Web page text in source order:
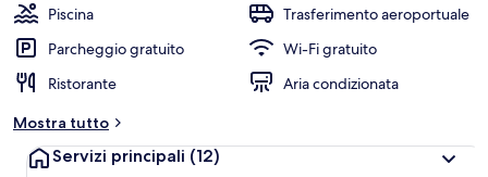
Piscina
Trasferimento aeroportuale
Parcheggio gratuito
Wi-Fi gratuito
Ristorante
Aria condizionata
Mostra tutto
Servizi principali (12)